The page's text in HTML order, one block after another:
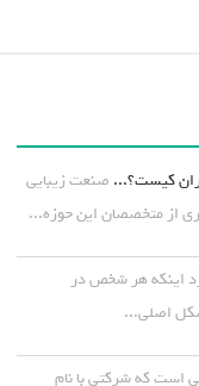
کیست؟... صنعت زیبایی
از متخصصان این حوزه...
اینکه هر شخص در
است که شرکتی با نام